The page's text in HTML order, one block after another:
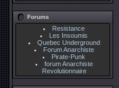
Forums
Resistance
Les Insoumis
Quebec Underground
Forum Anarchiste
Pirate-Punk
forum Anarchiste
Revolutionnaire